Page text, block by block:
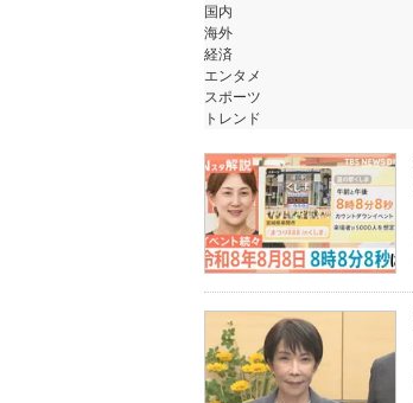
国内
海外
経済
エンタメ
スポーツ
トレンド